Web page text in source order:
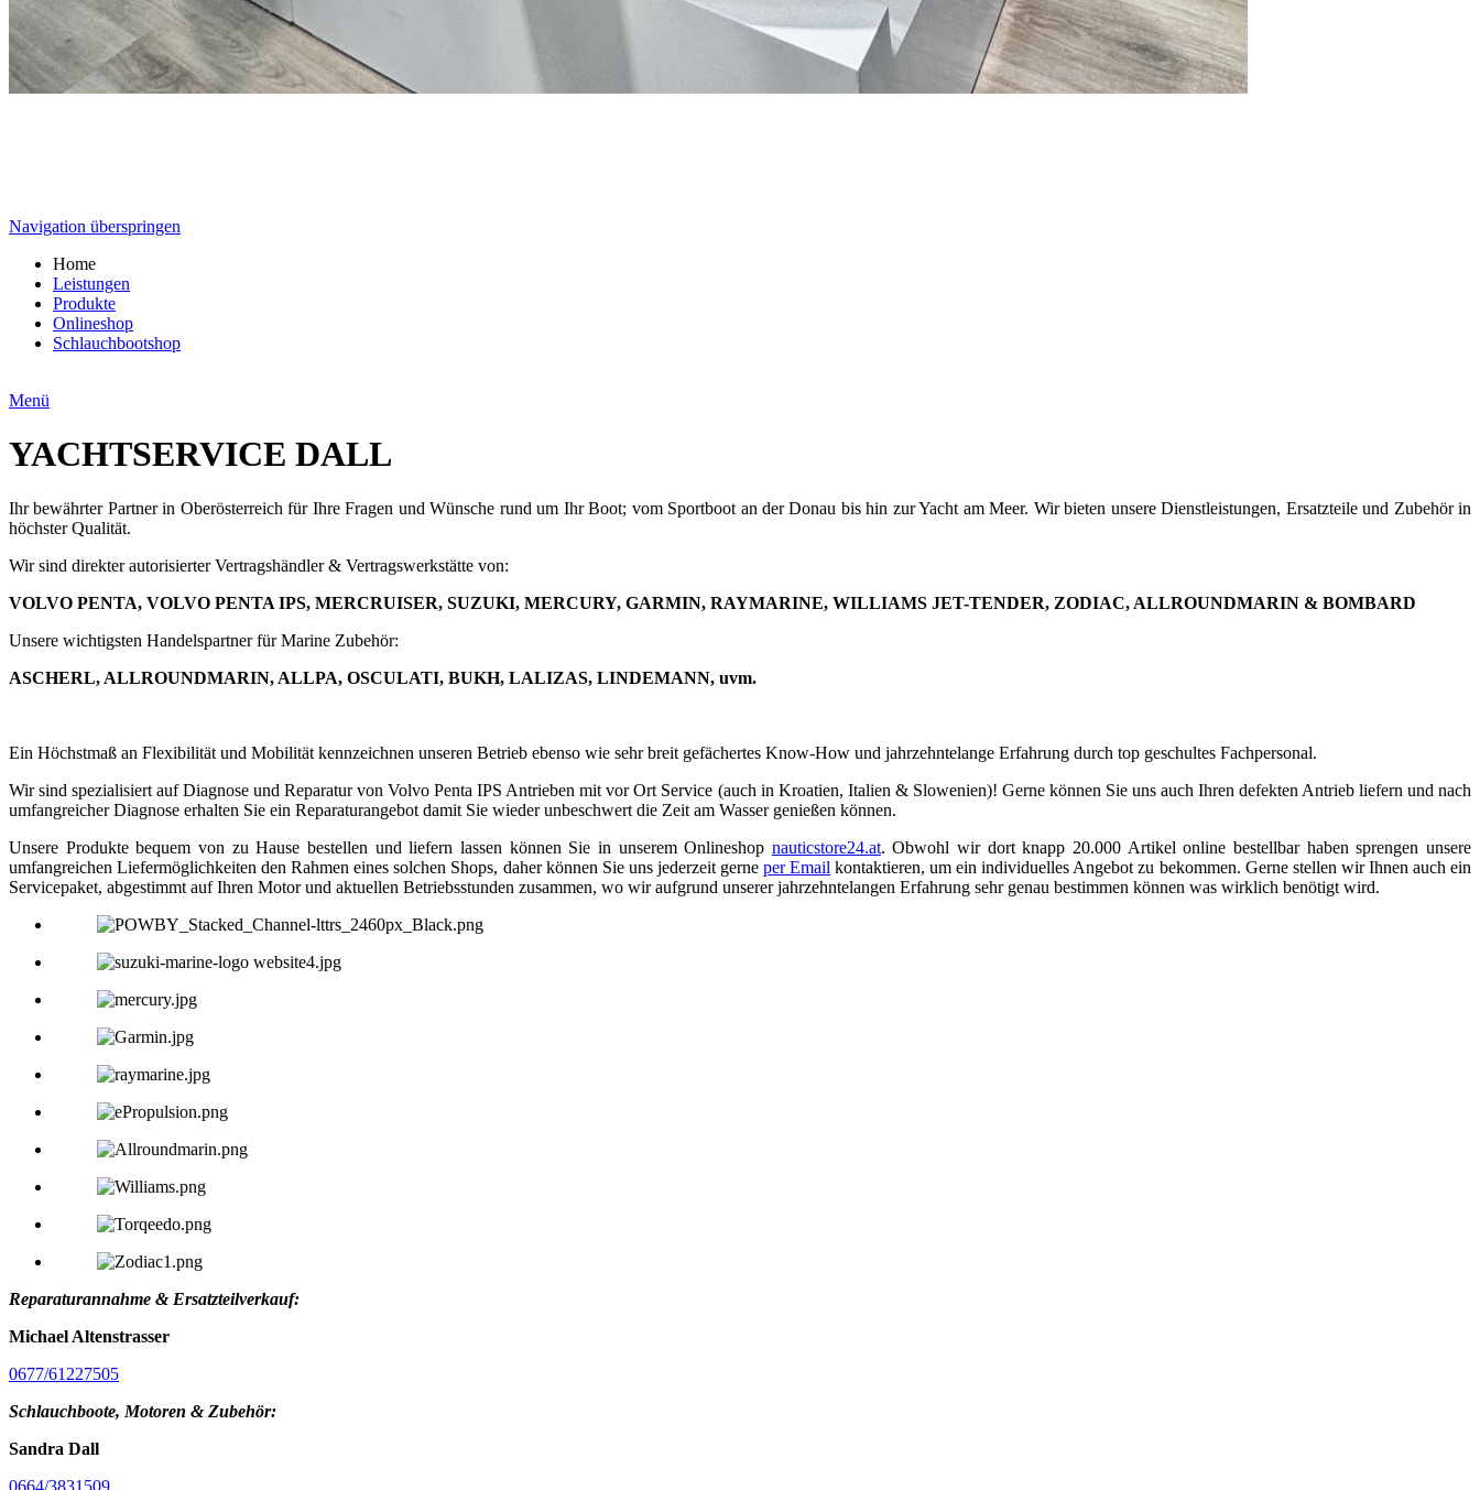
Navigation überspringen
Home
Leistungen
Produkte
Onlineshop
Schlauchbootshop
Menü
YACHTSERVICE DALL
Ihr bewährter Partner in Oberösterreich für Ihre Fragen und Wünsche rund um Ihr Boot; vom Sportboot an der Donau bis hin zur Yacht am Meer. Wir bieten unsere Dienstleistungen, Ersatzteile und Zubehör in
höchster Qualität.
Wir sind direkter autorisierter Vertragshändler & Vertragswerkstätte von:
VOLVO PENTA, VOLVO PENTA IPS, MERCRUISER, SUZUKI, MERCURY, GARMIN, RAYMARINE, WILLIAMS JET-TENDER, ZODIAC, ALLROUNDMARIN & BOMBARD
Unsere wichtigsten Handelspartner für Marine Zubehör:
ASCHERL, ALLROUNDMARIN, ALLPA, OSCULATI, BUKH, LALIZAS, LINDEMANN, uvm.
Ein Höchstmaß an Flexibilität und Mobilität kennzeichnen unseren Betrieb ebenso wie sehr breit gefächertes Know-How und jahrzehntelange Erfahrung durch top geschultes Fachpersonal.
Wir sind spezialisiert auf Diagnose und Reparatur von Volvo Penta IPS Antrieben mit vor Ort Service (auch in Kroatien, Italien & Slowenien)! Gerne können Sie uns auch Ihren defekten Antrieb liefern und nach
umfangreicher Diagnose erhalten Sie ein Reparaturangebot damit Sie wieder unbeschwert die Zeit am Wasser genießen können.
Unsere Produkte bequem von zu Hause bestellen und liefern lassen können Sie in unserem Onlineshop nauticstore24.at. Obwohl wir dort knapp 20.000 Artikel online bestellbar haben sprengen unsere
umfangreichen Liefermöglichkeiten den Rahmen eines solchen Shops, daher können Sie uns jederzeit gerne per Email kontaktieren, um ein individuelles Angebot zu bekommen. Gerne stellen wir Ihnen auch ein
Servicepaket, abgestimmt auf Ihren Motor und aktuellen Betriebsstunden zusammen, wo wir aufgrund unserer jahrzehntelangen Erfahrung sehr genau bestimmen können was wirklich benötigt wird.
Reparaturannahme & Ersatzteilverkauf:
Michael Altenstrasser
0677/61227505
Schlauchboote, Motoren & Zubehör:
Sandra Dall
0664/3831509